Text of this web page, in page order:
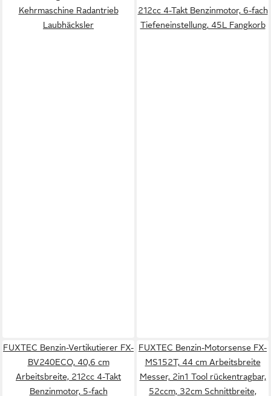
Kehrmaschine Radantrieb
Laubhäcksler
212cc 4-Takt Benzinmotor, 6-fach
Tiefeneinstellung, 45L Fangkorb
FUXTEC Benzin-Vertikutierer FX-
BV240ECO, 40,6 cm
Arbeitsbreite, 212cc 4-Takt
Benzinmotor, 5-fach
FUXTEC Benzin-Motorsense FX-
MS152T, 44 cm Arbeitsbreite
Messer, 2in1 Tool rückentragbar,
52ccm, 32cm Schnittbreite,